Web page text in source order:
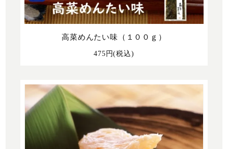
高菜めんたい味（１００ｇ）
475円(税込)